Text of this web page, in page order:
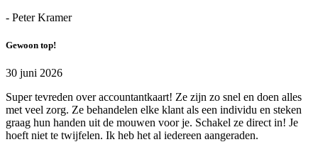
- Peter Kramer
Gewoon top!
30 juni 2026
Super tevreden over accountantkaart! Ze zijn zo snel en doen alles
met veel zorg. Ze behandelen elke klant als een individu en steken
graag hun handen uit de mouwen voor je. Schakel ze direct in! Je
hoeft niet te twijfelen. Ik heb het al iedereen aangeraden.